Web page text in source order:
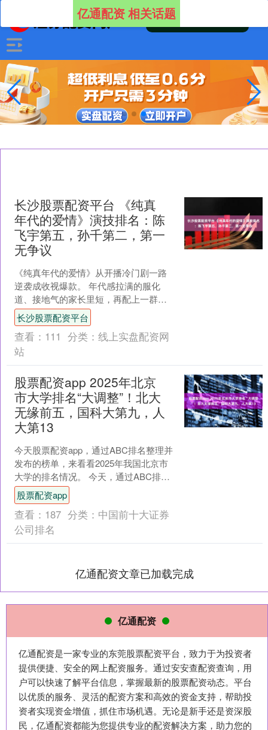
亿通配资 相关话题
长沙股票配资平台 《纯真
年代的爱情》演技排名：陈
飞宇第五，孙千第二，第一
无争议
《纯真年代的爱情》从开播冷门剧一路
逆袭成收视爆款。 年代感拉满的服化
道、接地气的家长里短，再配上一群把
角色刻进骨子里的演员，让观众越追越
上头。 今天就按演技硬实....
长沙股票配资平台
查看： 111 分类： 线上实盘配资网
站
股票配资app 2025年北京
市大学排名“大调整”！北大
无缘前五，国科大第九，人
大第13
今天股票配资app，通过ABC排名整理并
发布的榜单，来看看2025年我国北京市
大学的排名情况。 今天，通过ABC排名
整理并发布的榜单，来看看2025年我国
北京市....
股票配资app
查看： 187 分类： 中国前十大证券
公司排名
亿通配资文章已加载完成
亿通配资
亿通配资是一家专业的东莞股票配资平台，致力于为投资者
提供便捷、安全的网上配资服务。通过安安查配资查询，用
户可以快速了解平台信息，掌握最新的股票配资动态。平台
以优质的服务、灵活的配资方案和高效的资金支持，帮助投
资者实现资金增值，抓住市场机遇。无论是新手还是资深股
民，亿通配资都能为您提供专业的配资解决方案，助力您的